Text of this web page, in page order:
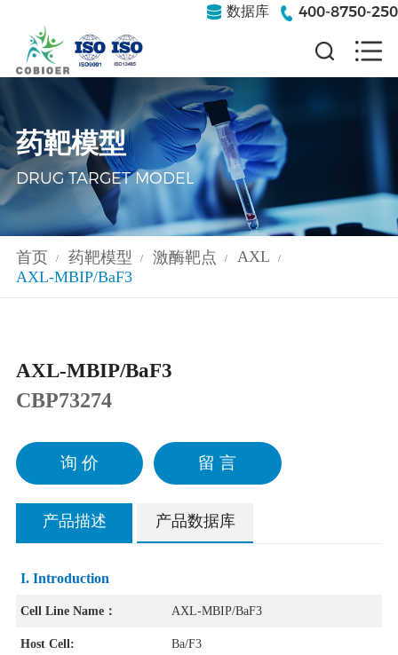
数据库 400-8750-250
药靶模型
DRUG TARGET MODEL
首页 / 药靶模型 / 激酶靶点 / AXL /
AXL-MBIP/BaF3
AXL-MBIP/BaF3
CBP73274
询 价 留 言
产品描述 产品数据库
I. Introduction
Cell Line Name： AXL-MBIP/BaF3
Host Cell: Ba/F3